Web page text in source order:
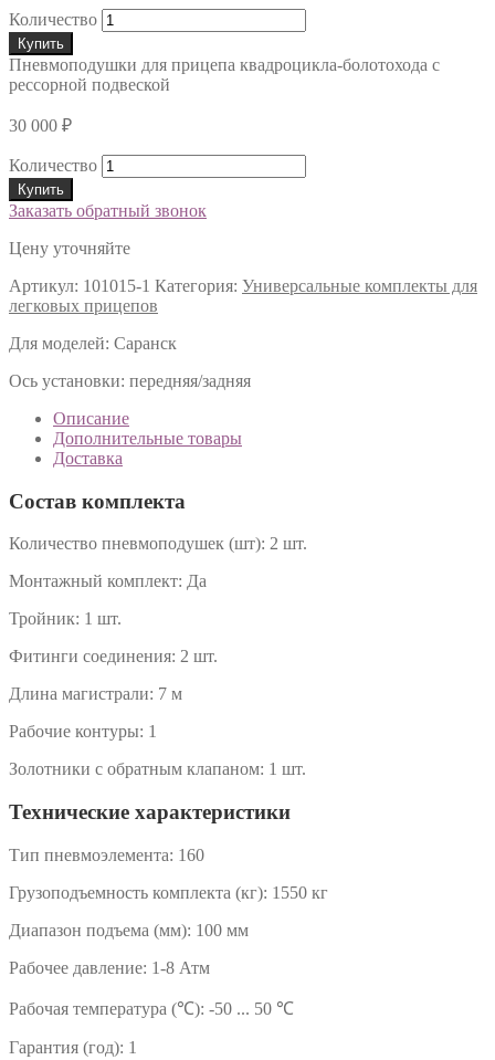
Количество
Купить
Пневмоподушки для прицепа квадроцикла-болотохода с
рессорной подвеской
30 000 ₽
Количество
Купить
Заказать обратный звонок
Цену уточняйте
Артикул: 101015-1 Категория: Универсальные комплекты для
легковых прицепов
Для моделей: Саранск
Ось установки: передняя/задняя
Описание
Дополнительные товары
Доставка
Состав комплекта
Количество пневмоподушек (шт): 2 шт.
Монтажный комплект: Да
Тройник: 1 шт.
Фитинги соединения: 2 шт.
Длина магистрали: 7 м
Рабочие контуры: 1
Золотники с обратным клапаном: 1 шт.
Технические характеристики
Тип пневмоэлемента: 160
Грузоподъемность комплекта (кг): 1550 кг
Диапазон подъема (мм): 100 мм
Рабочее давление: 1-8 Атм
Рабочая температура (℃): -50 ... 50 ℃
Гарантия (год): 1